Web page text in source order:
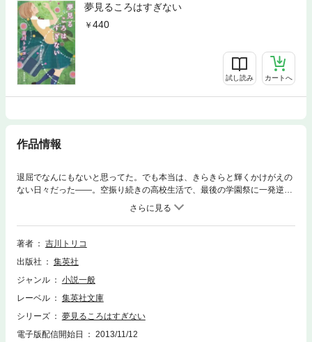
夢見るころはすぎない
440
試し読み カートへ
作品情報
退屈でなんにもないと思ってた。でも本当は、きらきらと輝くかけがえの
ない日々だった――。空振り続きの高校生活で、最後の学園祭に一発逆転
のときめきを期待する女子高生。｢一生処女でいようね｣と誓ったオタク仲
間の足抜けに、動揺する女子大生。理想と現実のギャップにもだえる、一
途でキュートな女の子たちの青春6編。あのころのあなたが、きっとここ
に見つかる。(『｢処女同盟｣第三号』改題)
著者
吉川トリコ
出版社
集英社
ジャンル
小説一般
レーベル
集英社文庫
シリーズ
夢見るころはすぎない
電子版配信開始日
2013/11/12